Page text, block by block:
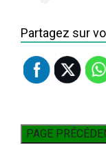
Partagez sur